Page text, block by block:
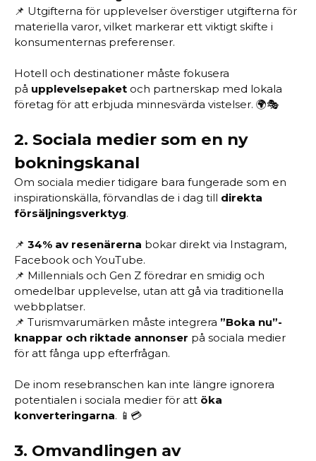
📌 Utgifterna för upplevelser överstiger utgifterna för
materiella varor, vilket markerar ett viktigt skifte i
konsumenternas preferenser.
Hotell och destinationer måste fokusera
på upplevelsepaket och partnerskap med lokala
företag för att erbjuda minnesvärda vistelser. 🌍🎭
2. Sociala medier som en ny
bokningskanal
Om sociala medier tidigare bara fungerade som en
inspirationskälla, förvandlas de i dag till direkta
försäljningsverktyg.
📌 34% av resenärerna bokar direkt via Instagram,
Facebook och YouTube.
📌 Millennials och Gen Z föredrar en smidig och
omedelbar upplevelse, utan att gå via traditionella
webbplatser.
📌 Turismvarumärken måste integrera ”Boka nu”-
knappar och riktade annonser på sociala medier
för att fånga upp efterfrågan.
De inom resebranschen kan inte längre ignorera
potentialen i sociala medier för att öka
konverteringarna. 📱💳
3. Omvandlingen av